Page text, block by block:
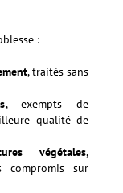
:
, traités sans
, exempts de
qualité de
végétales,
compromis sur